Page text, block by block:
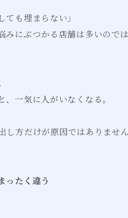
ても埋まらない」
にぶつかる店舗は多いのでは
一気に人がいなくなる。
方だけが原因ではありません
ったく違う